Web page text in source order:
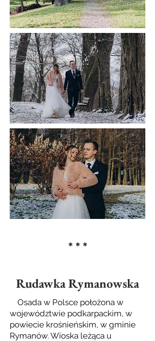
* * *
Rudawka Rymanowska
Osada w Polsce położona w
województwie podkarpackim, w
powiecie krośnieńskim, w gminie
Rymanów. Wioska leżąca u